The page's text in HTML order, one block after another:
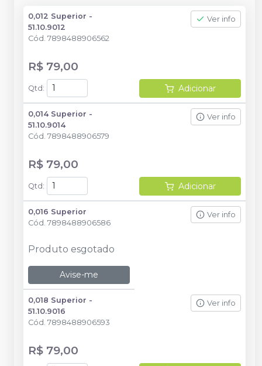
0,012 Superior -
51.10.9012
Cód. 7898488906562
Ver info
R$ 79,00
Qtd : Adicionar
0,014 Superior -
51.10.9014
Cód. 7898488906579
Ver info
R$ 79,00
Qtd : Adicionar
0,016 Superior
Cód. 7898488906586
Ver info
Produto esgotado
Avise-me
0,018 Superior -
51.10.9016
Cód. 7898488906593
Ver info
R$ 79,00